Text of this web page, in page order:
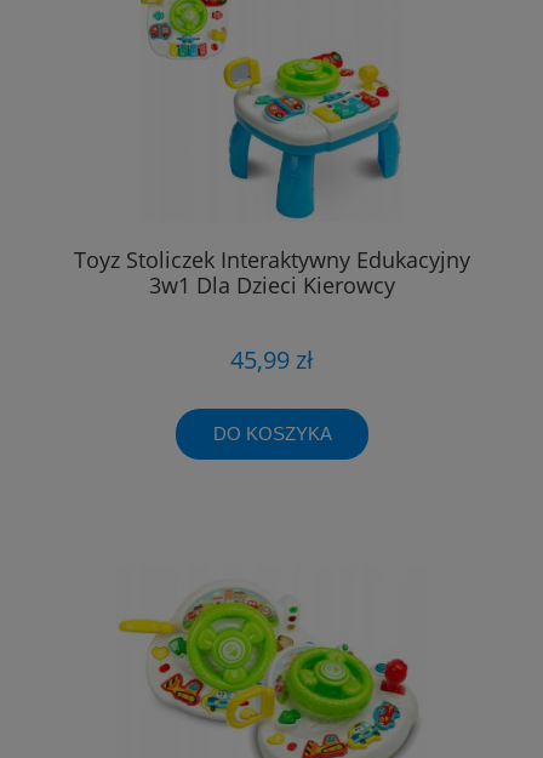
Toyz Stoliczek Interaktywny Edukacyjny
3w1 Dla Dzieci Kierowcy
45,99 zł
DO KOSZYKA